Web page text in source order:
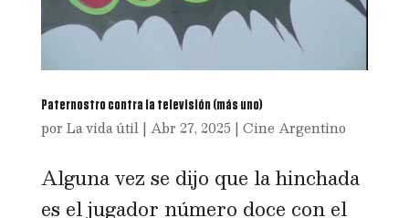
Paternostro contra la televisión (más uno)
por La vida útil| Abr 27, 2025 | Cine Argentino
Alguna vez se dijo que la hinchada
es el jugador número doce con el